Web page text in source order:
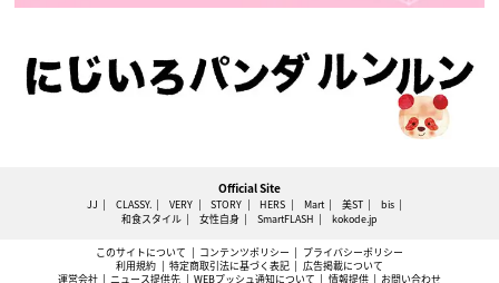
Official Site
JJ CLASSY. VERY STORY HERS Mart 美ST
bis
和食スタイル
女性自身 SmartFLASH kokode.jp
このサイトについて コンテンツポリシー
プライバシーポリシー
利用規約
特定商取引法に基づく表記
広告掲載について
運営会社
ニュース提供先 WEBプッシュ通知について 情報提供 お問い合わせ